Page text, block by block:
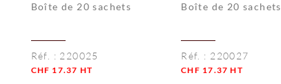
Boîte de 20 sachets
Réf. : 220025
CHF 17.37 HT
Boîte de 20 sachets
Réf. : 220027
CHF 17.37 HT